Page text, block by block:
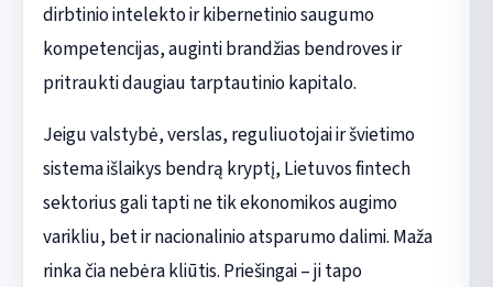
dirbtinio intelekto ir kibernetinio saugumo
kompetencijas, auginti brandžias bendroves ir
pritraukti daugiau tarptautinio kapitalo.
Jeigu valstybė, verslas, reguliuotojai ir švietimo
sistema išlaikys bendrą kryptį, Lietuvos fintech
sektorius gali tapti ne tik ekonomikos augimo
varikliu, bet ir nacionalinio atsparumo dalimi. Maža
rinka čia nebėra kliūtis. Priešingai – ji tapo